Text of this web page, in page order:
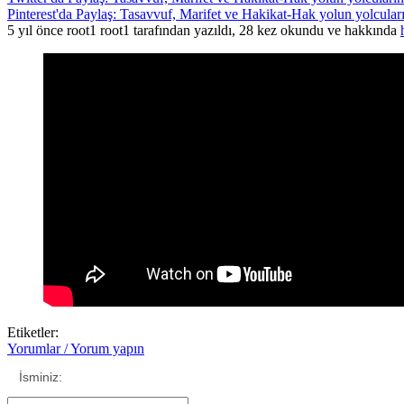
Pinterest'da Paylaş: Tasavvuf, Marifet ve Hakikat-Hak yolun
5 yıl önce root1 root1 tarafından yazıldı, 28 kez okundu ve hakkında
Etiketler:
Yorumlar / Yorum yapın
İsminiz: